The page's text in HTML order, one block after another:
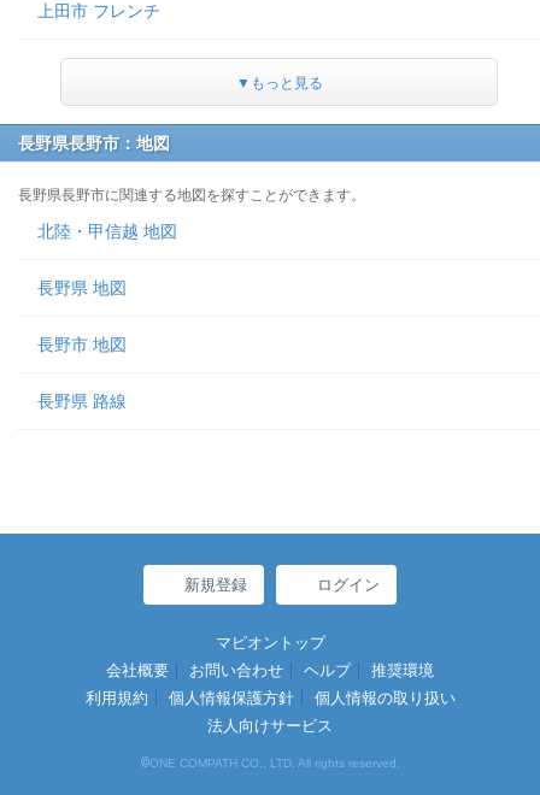
上田市 フレンチ
▼もっと見る
長野県長野市：地図
長野県長野市に関連する地図を探すことができます。
北陸・甲信越 地図
長野県 地図
長野市 地図
長野県 路線
新規登録 ログイン
マピオントップ
会社概要
お問い合わせ ヘルプ
推奨環境
利用規約
個人情報保護方針
個人情報の取り扱い
法人向けサービス
©ONE COMPATH CO., LTD. All rights reserved.